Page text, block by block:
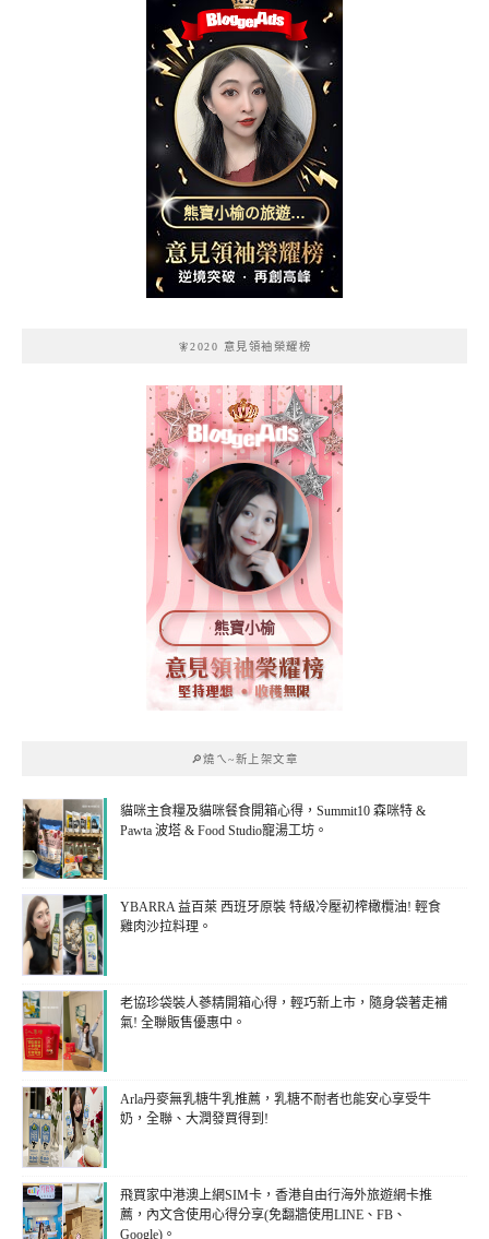
熊寶小榆の旅遊日
記
🧚2020 意見領袖榮耀榜
熊寶小榆
🔎燒ㄟ~新上架文章
貓咪主食糧及貓咪餐食開箱心得，Summit10 森咪特 &
Pawta 波塔 & Food Studio寵湯工坊。
YBARRA 益百萊 西班牙原裝 特級冷壓初榨橄欖油! 輕食
雞肉沙拉料理。
老協珍袋裝人蔘精開箱心得，輕巧新上市，隨身袋著走補
氣! 全聯販售優惠中。
Arla丹麥無乳糖牛乳推薦，乳糖不耐者也能安心享受牛
奶，全聯、大潤發買得到!
飛買家中港澳上網SIM卡，香港自由行海外旅遊網卡推
薦，內文含使用心得分享(免翻牆使用LINE、FB、
Google)。